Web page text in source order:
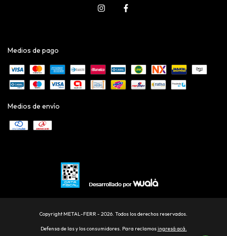
Medios de pago
Medios de envío
Copyright METAL-FERR - 2026. Todos los derechos reservados.
Defensa de las y los consumidores. Para reclamosingresá acá.